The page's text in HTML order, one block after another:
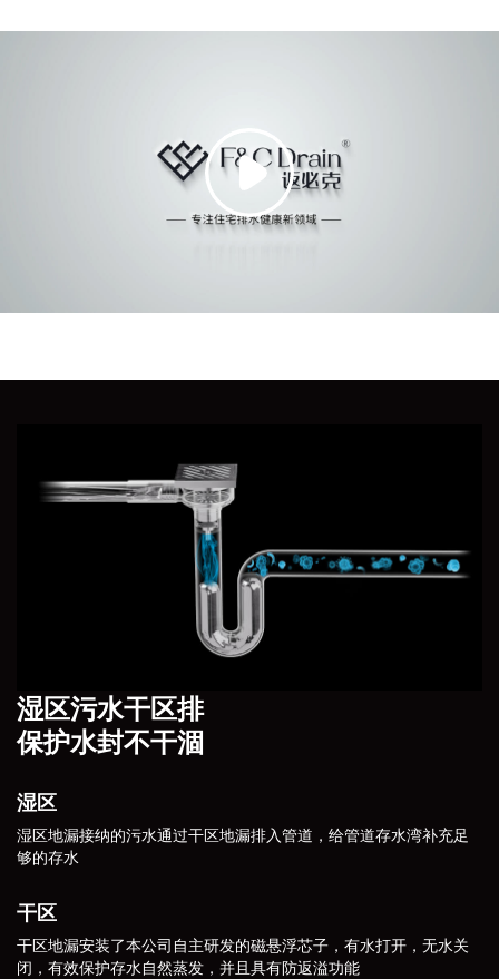
湿区污水干区排
保护水封不干涸
湿区
湿区地漏接纳的污水通过干区地漏排入管道，给管道存水湾补充足
够的存水
干区
干区地漏安装了本公司自主研发的磁悬浮芯子，有水打开，无水关
闭，有效保护存水自然蒸发，并且具有防返溢功能